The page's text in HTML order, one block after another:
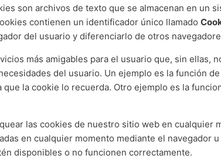
son archivos de texto que se almacenan en un
contienen un identificador único llamado
del usuario y diferenciarlo de otros
más amigables para el usuario que, sin ellas,
del usuario. Un ejemplo es la función
la cookie lo recuerda. Otro ejemplo es la
las cookies de nuestro sitio web en cualquier
en cualquier momento mediante el navegador
disponibles o no funcionen correctamente.